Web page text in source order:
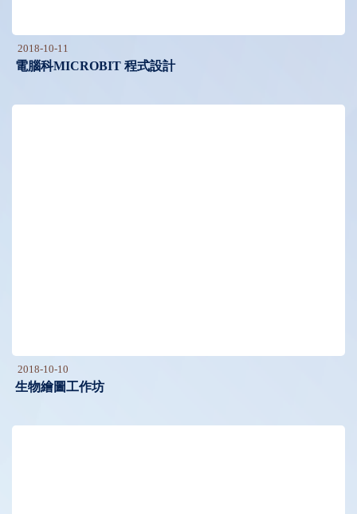
2018-10-11
電腦科MICROBIT 程式設計
2018-10-10
生物繪圖工作坊